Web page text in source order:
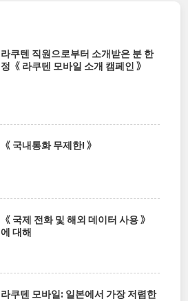
라쿠텐 직원으로부터 소개받은 분 한
정《 라쿠텐 모바일 소개 캠페인 》
《 국내통화 무제한! 》
《 국제 전화 및 해외 데이터 사용 》
에 대해
라쿠텐 모바일: 일본에서 가장 저렴한